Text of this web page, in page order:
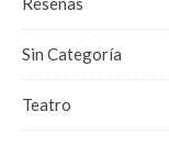
Sin Categoría
Teatro